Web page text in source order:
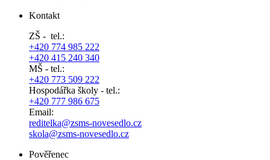
Kontakt
ZŠ - tel.:
+420 774 985 222
+420 415 240 340
MŠ - tel.:
+420 773 509 222
Hospodářka školy - tel.:
+420 777 986 675
Email:
reditelka@zsms-novesedlo.cz
skola@zsms-novesedlo.cz
Pověřenec